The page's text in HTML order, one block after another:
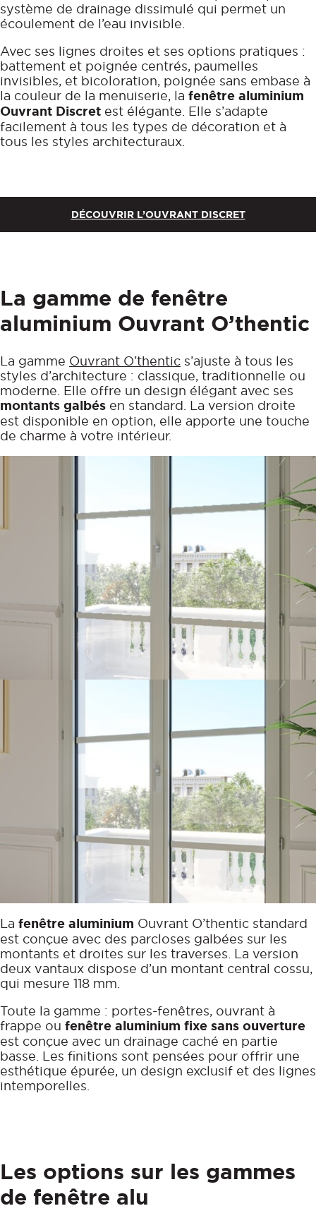
système de drainage dissimulé qui permet un
écoulement de l’eau invisible.
Avec ses lignes droites et ses options pratiques :
battement et poignée centrés, paumelles
invisibles, et bicoloration, poignée sans embase à
la couleur de la menuiserie, la fenêtre aluminium
Ouvrant Discret est élégante. Elle s’adapte
facilement à tous les types de décoration et à
tous les styles architecturaux.
DÉCOUVRIR L’OUVRANT DISCRET
La gamme de fenêtre
aluminium Ouvrant O’thentic
La gamme Ouvrant O’thentic s’ajuste à tous les
styles d’architecture : classique, traditionnelle ou
moderne. Elle offre un design élégant avec ses
montants galbés en standard. La version droite
est disponible en option, elle apporte une touche
de charme à votre intérieur.
La fenêtre aluminium Ouvrant O’thentic standard
est conçue avec des parcloses galbées sur les
montants et droites sur les traverses. La version
deux vantaux dispose d’un montant central cossu,
qui mesure 118 mm.
Toute la gamme : portes-fenêtres, ouvrant à
frappe ou fenêtre aluminium fixe sans ouverture
est conçue avec un drainage caché en partie
basse. Les finitions sont pensées pour offrir une
esthétique épurée, un design exclusif et des lignes
intemporelles.
Les options sur les gammes
de fenêtre alu